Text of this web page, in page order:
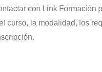
con Link Formación
curso, la modalidad, los